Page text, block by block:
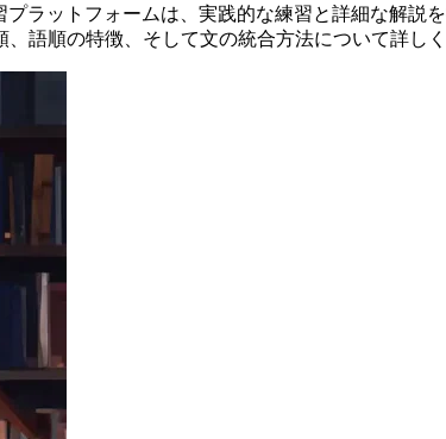
ラットフォームは、実践的な練習と詳細な解説
語順の特徴、そして文の統合方法について詳しく